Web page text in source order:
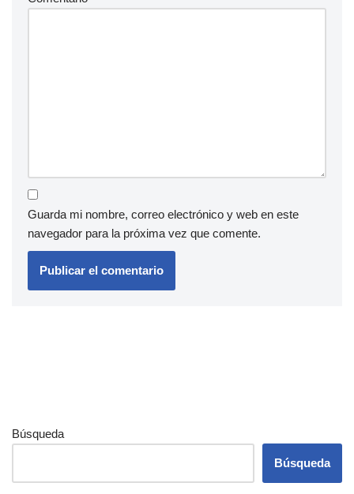
Guarda mi nombre, correo electrónico y web en este
navegador para la próxima vez que comente.
Búsqueda
Búsqueda